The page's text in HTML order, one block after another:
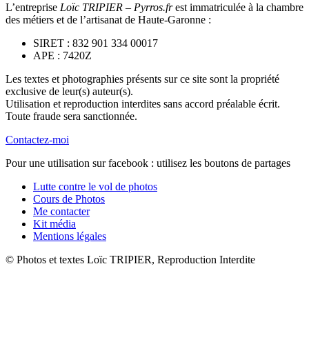
L’entreprise Loïc TRIPIER – Pyrros.frest immatriculée à la chambre
des métiers et de l’artisanat de Haute-Garonne :
SIRET : 832 901 334 00017
APE : 7420Z
Les textes et photographies présents sur ce site sont la propriété
exclusive de leur(s) auteur(s).
Utilisation et reproduction interdites sans accord préalable écrit.
Toute fraude sera sanctionnée.
Contactez-moi
Pour une utilisation sur facebook : utilisez les boutons de partages
Lutte contre le vol de photos
Cours de Photos
Me contacter
Kit média
Mentions légales
© Photos et textes Loïc TRIPIER, Reproduction Interdite